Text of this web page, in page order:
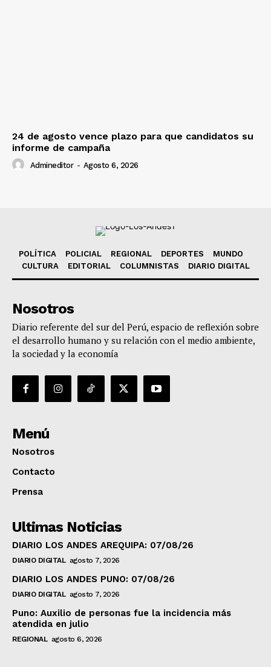
24 de agosto vence plazo para que candidatos su
informe de campaña
Admineditor - Agosto 6, 2026
POLÍTICA POLICIAL REGIONAL DEPORTES
MUNDO
CULTURA
EDITORIAL COLUMNISTAS DIARIO DIGITAL
Nosotros
Diario referente del sur del Perú, espacio de reflexión sobre
el desarrollo humano y su relación con el medio ambiente,
la sociedad y la economía
Menú
Nosotros
Contacto
Prensa
Ultimas Noticias
DIARIO LOS ANDES AREQUIPA: 07/08/26
DIARIO DIGITAL agosto 7, 2026
DIARIO LOS ANDES PUNO: 07/08/26
DIARIO DIGITAL agosto 7, 2026
Puno: Auxilio de personas fue la incidencia más
atendida en julio
REGIONAL agosto 6, 2026